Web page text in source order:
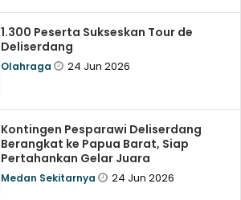
1.300 Peserta Sukseskan Tour de
Deliserdang
Olahraga 24 Jun 2026
Kontingen Pesparawi Deliserdang
Berangkat ke Papua Barat, Siap
Pertahankan Gelar Juara
Medan Sekitarnya 24 Jun 2026